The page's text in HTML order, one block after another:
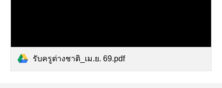
รับครูต่างชาติ_เม.ย. 69.pdf